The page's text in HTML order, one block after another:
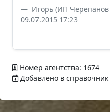
Игорь (ИП Черепанов
09.07.2015 17:23
Номер агентства: 1674
Добавлено в